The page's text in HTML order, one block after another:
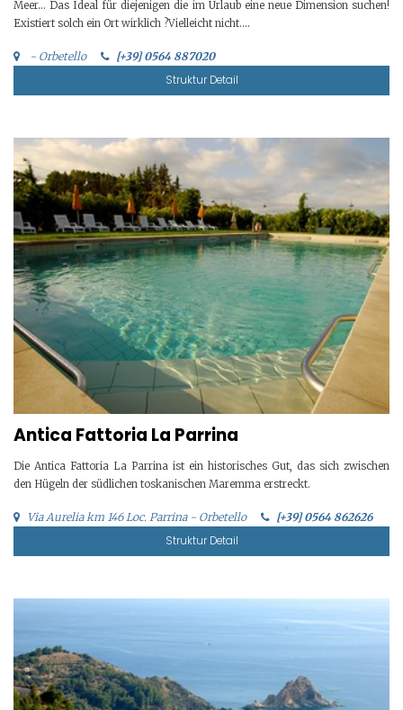
Meer… Das Ideal für diejenigen die im Urlaub eine neue Dimension suchen!
Existiert solch ein Ort wirklich ?Vielleicht nicht….
- Orbetello [+39] 0564 887020
Struktur Detail
Antica Fattoria La Parrina
Die Antica Fattoria La Parrina ist ein historisches Gut, das sich zwischen
den Hügeln der südlichen toskanischen Maremma erstreckt.
Via Aurelia km 146 Loc. Parrina - Orbetello [+39] 0564 862626
Struktur Detail